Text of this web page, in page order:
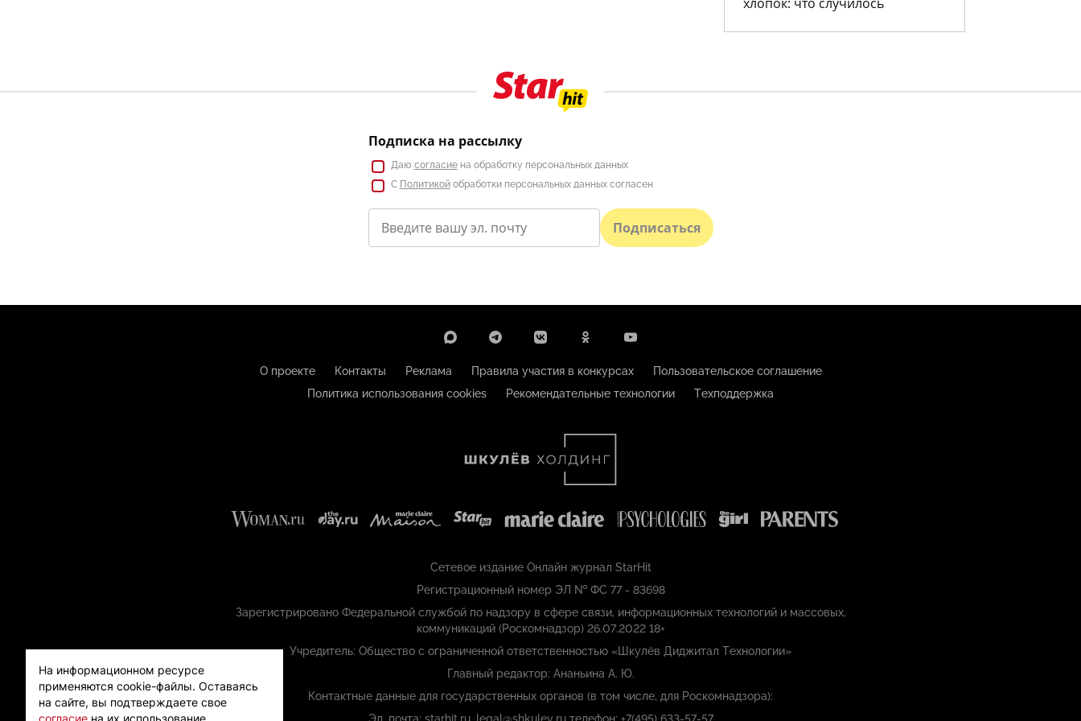
Подписка на рассылку
Даю согласиена обработку персональных данных
С Политикойобработки персональных данных согласен
Подписаться
О проекте Контакты Реклама Правила участия в конкурсах
Пользовательское соглашение
Политика использования cookies
Рекомендательные технологии Техподдержка
Сетевое издание Онлайн журнал StarHit
Регистрационный номер ЭЛ № ФС 77 - 83698
Зарегистрировано Федеральной службой по надзору в сфере связи, информационных технологий и массовых,
коммуникаций (Роскомнадзор) 26.07.2022 18+
Учредитель: Общество с ограниченной ответственностью «Шкулёв Диджитал Технологии»
Главный редактор: Ананьина А. Ю.
Контактные данные для государственных органов (в том числе, для Роскомнадзора):
На информационном ресурсе
применяются cookie-файлы. Оставаясь
на сайте, вы подтверждаете свое
согласие на их использование.